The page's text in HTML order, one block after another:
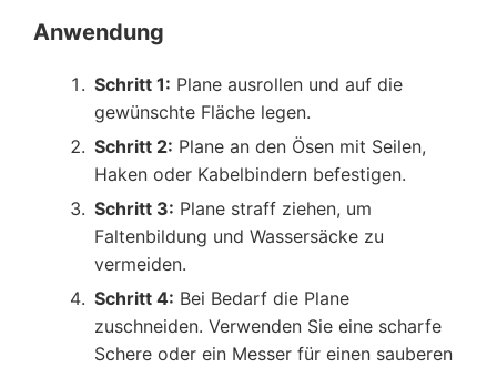
Anwendung
Schritt 1: Plane ausrollen und auf die
gewünschte Fläche legen.
Schritt 2: Plane an den Ösen mit Seilen,
Haken oder Kabelbindern befestigen.
Schritt 3: Plane straff ziehen, um
Faltenbildung und Wassersäcke zu
vermeiden.
Schritt 4: Bei Bedarf die Plane
zuschneiden. Verwenden Sie eine scharfe
Schere oder ein Messer für einen sauberen